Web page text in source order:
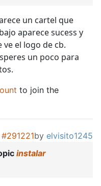
un cartel que
aparece sucess y
el logo de cb.
un poco para
to join the
#291221by elvisito1245
instalar